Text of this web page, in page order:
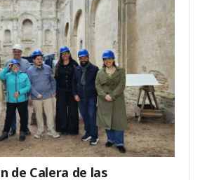
de Calera de las